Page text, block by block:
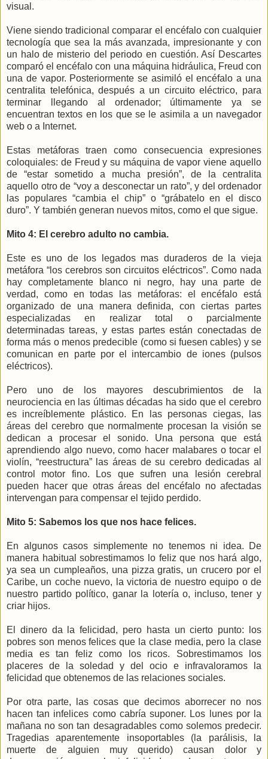
visual.
Viene siendo tradicional comparar el encéfalo con cualquier
tecnología que sea la más avanzada, impresionante y con
un halo de misterio del periodo en cuestión. Así Descartes
comparó el encéfalo con una máquina hidráulica, Freud con
una de vapor. Posteriormente se asimiló el encéfalo a una
centralita telefónica, después a un circuito eléctrico, para
terminar llegando al ordenador; últimamente ya se
encuentran textos en los que se le asimila a un navegador
web o a Internet.
Estas metáforas traen como consecuencia expresiones
coloquiales: de Freud y su máquina de vapor viene aquello
de “estar sometido a mucha presión”, de la centralita
aquello otro de “voy a desconectar un rato”, y del ordenador
las populares “cambia el chip” o “grábatelo en el disco
duro”. Y también generan nuevos mitos, como el que sigue.
Mito 4: El cerebro adulto no cambia.
Este es uno de los legados mas duraderos de la vieja
metáfora “los cerebros son circuitos eléctricos”. Como nada
hay completamente blanco ni negro, hay una parte de
verdad, como en todas las metáforas: el encéfalo está
organizado de una manera definida, con ciertas partes
especializadas en realizar total o parcialmente
determinadas tareas, y estas partes están conectadas de
forma más o menos predecible (como si fuesen cables) y se
comunican en parte por el intercambio de iones (pulsos
eléctricos).
Pero uno de los mayores descubrimientos de la
neurociencia en las últimas décadas ha sido que el cerebro
es increíblemente plástico. En las personas ciegas, las
áreas del cerebro que normalmente procesan la visión se
dedican a procesar el sonido. Una persona que está
aprendiendo algo nuevo, como hacer malabares o tocar el
violín, “reestructura” las áreas de su cerebro dedicadas al
control motor fino. Los que sufren una lesión cerebral
pueden hacer que otras áreas del encéfalo no afectadas
intervengan para compensar el tejido perdido.
Mito 5: Sabemos los que nos hace felices.
En algunos casos simplemente no tenemos ni idea. De
manera habitual sobrestimamos lo feliz que nos hará algo,
ya sea un cumpleaños, una pizza gratis, un crucero por el
Caribe, un coche nuevo, la victoria de nuestro equipo o de
nuestro partido político, ganar la lotería o, incluso, tener y
criar hijos.
El dinero da la felicidad, pero hasta un cierto punto: los
pobres son menos felices que la clase media, pero la clase
media es tan feliz como los ricos. Sobrestimamos los
placeres de la soledad y del ocio e infravaloramos la
felicidad que obtenemos de las relaciones sociales.
Por otra parte, las cosas que decimos aborrecer no nos
hacen tan infelices como cabría suponer. Los lunes por la
mañana no son tan desagradables como solemos predecir.
Tragedias aparentemente insoportables (la parálisis, la
muerte de alguien muy querido) causan dolor y